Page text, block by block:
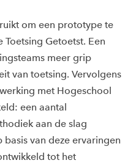
om een prototype te
Getoetst. Een
meer grip
van toetsing. Vervolgens
met Hogeschool
een aantal
aan de slag
van deze ervaringen
tot het